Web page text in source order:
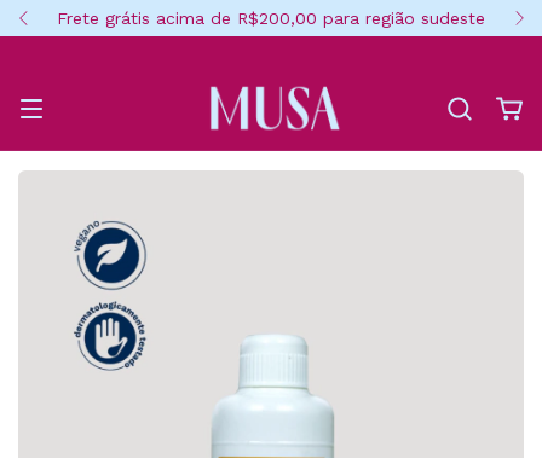
Frete grátis acima de R$200,00 para região sudeste